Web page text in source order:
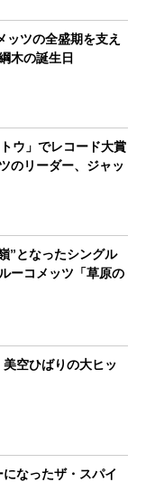
ッツの全盛期を支え
木の誕生日
ウ」でレコード大賞
のリーダー、ジャッ
”となったシングル
ーコメッツ「草原の
空ひばりの大ヒッ
なったザ・スパイ